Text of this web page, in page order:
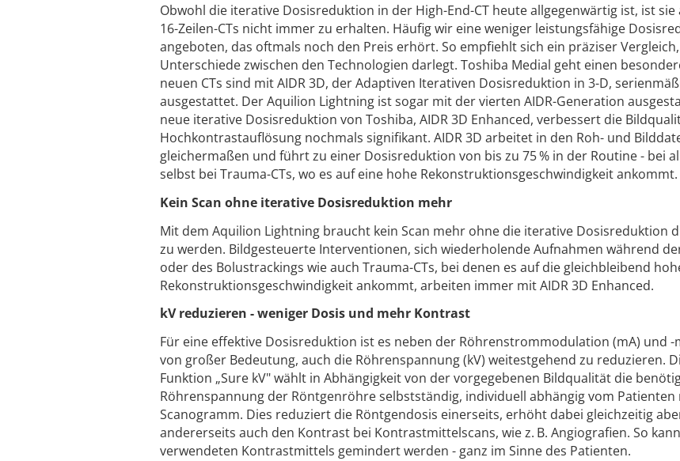
Obwohl die iterative Dosisreduktion in der High-End-CT heute allgegenwärtig ist, ist sie
16-Zeilen-CTs nicht immer zu erhalten. Häufig wir eine weniger leistungsfähige
angeboten, das oftmals noch den Preis erhört. So empfiehlt sich ein präziser
Unterschiede zwischen den Technologien darlegt. To­shiba Medial geht einen
neuen CTs sind mit AIDR 3D, der Adaptiven Iterativen Dosisreduktion in 3-D,
ausgestattet. Der Aquilion Lightning ist sogar mit der vierten AIDR-Generation
neue iterative Dosisreduktion von Toshiba, AIDR 3D Enhanced, verbessert die
Hochkontrastauflösung nochmals signifikant. AIDR 3D arbeitet in den Roh- und
gleichermaßen und führt zu einer Dosisreduktion von bis zu 75 % in der Routine - bei
selbst bei Trauma-CTs, wo es auf eine hohe Rekonstruktionsgeschwindigkeit ankommt.
Kein Scan ohne iterative Dosisreduktion mehr
Mit dem Aquilion Lightning braucht kein Scan mehr ohne die iterative Dosisreduktion
zu werden. Bildgesteuerte Interventionen, sich wiederholende Aufnahmen während
oder des Bolustrackings wie auch Trauma-CTs, bei denen es auf die gleichbleibend
Rekonstruktionsgeschwindigkeit ankommt, arbeiten immer mit AIDR 3D Enhanced.
kV reduzieren - weniger Dosis und mehr Kontrast
Für eine effektive Dosisreduktion ist es neben der Röhrenstrommodulation (mA) und
von großer Bedeutung, auch die Röhrenspannung (kV) weitestgehend zu reduzieren.
Funktion „Sure kV" wählt in Abhängigkeit von der vorgegebenen Bildqualität die
Röhrenspannung der Röntgenröhre selbstständig, individuell abhängig vom Patienten
Scanogramm. Dies reduziert die Röntgendosis einerseits, erhöht dabei gleichzeitig
andererseits auch den Kontrast bei Kontrastmittelscans, wie z. B. Angiografien. So
verwendeten Kontrastmittels gemindert werden - ganz im Sinne des Patienten.